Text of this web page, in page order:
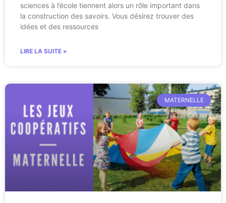
sciences à l’école tiennent alors un rôle important dans
la construction des savoirs. Vous désirez trouver des
idées et des ressources
LIRE LA SUITE »
MATERNELLE